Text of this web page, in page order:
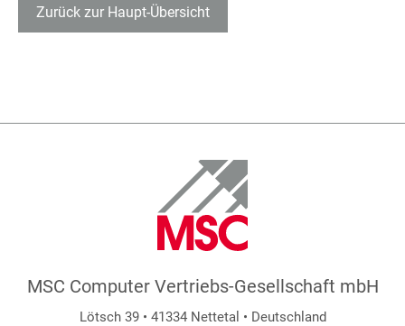
Zurück zur Haupt-Übersicht
MSC Computer Vertriebs-Gesellschaft mbH
Lötsch 39 • 41334 Nettetal • Deutschland